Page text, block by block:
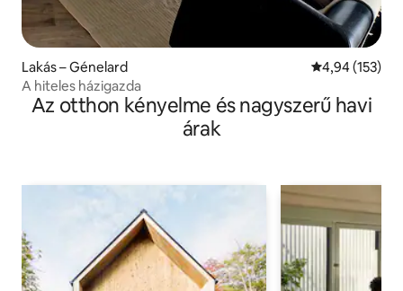
Lakás – Génelard Átlagos
4,94 (153)
A hiteles házigazda
Az otthon kényelme és nagyszerű havi
árak